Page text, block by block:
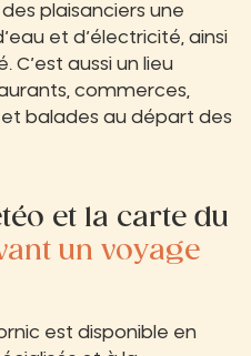
plaisanciers une
et d’électricité, ainsi
C’est aussi un lieu
commerces,
balades au départ des
et la carte du
un voyage
est disponible en